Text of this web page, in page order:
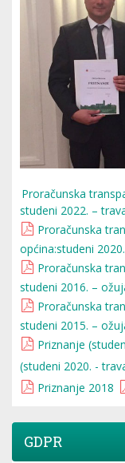
Proračunska
studeni 2022. –
Proračunska
općina:studeni
Proračunska
studeni 2016. –
Proračunska
studeni 2015. –
Priznanje
(studeni 2020. -
Priznanje 2018
GDPR